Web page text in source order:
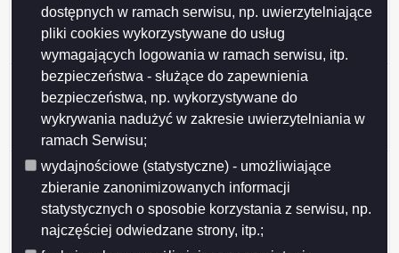
dostępnych w ramach serwisu, np. uwierzytelniające
pliki cookies wykorzystywane do usług
wymagających logowania w ramach serwisu, itp.
bezpieczeństwa - służące do zapewnienia
bezpieczeństwa, np. wykorzystywane do
wykrywania nadużyć w zakresie uwierzytelniania w
ramach Serwisu;
wydajnościowe (statystyczne) - umożliwiające
zbieranie zanonimizowanych informacji
statystycznych o sposobie korzystania z serwisu, np.
najczęściej odwiedzane strony, itp.;
przestrzennego ograniczonego ulicami: 24 Sierpnia,
Zarzecze i Bakałarzewską oraz rzeką Czarną Hańczą
w Suwałkach
Uchwała nr XLVIII/610/2018 z dnia 25 lipca 2018 r. w
sprawie miejscowego planu zagospodarowania
przestrzennego rejonu południowej części ulicy
Stanisława Staszica w Suwałkach
Uchwała nr XLVIII/608/2018 z dnia 25 lipca 2018 r. w
sprawie ustalenia strefy płatnego parkowania oraz
wysokości stawek opłat za postój pojazdów
samochodowych na drogach publicznych w strefie i
sposobu ich pobierania